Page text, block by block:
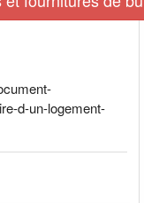
d-un-logement-